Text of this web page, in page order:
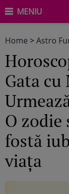
MENIU
Home >Astro
Gata
O zodie
fostă
viața